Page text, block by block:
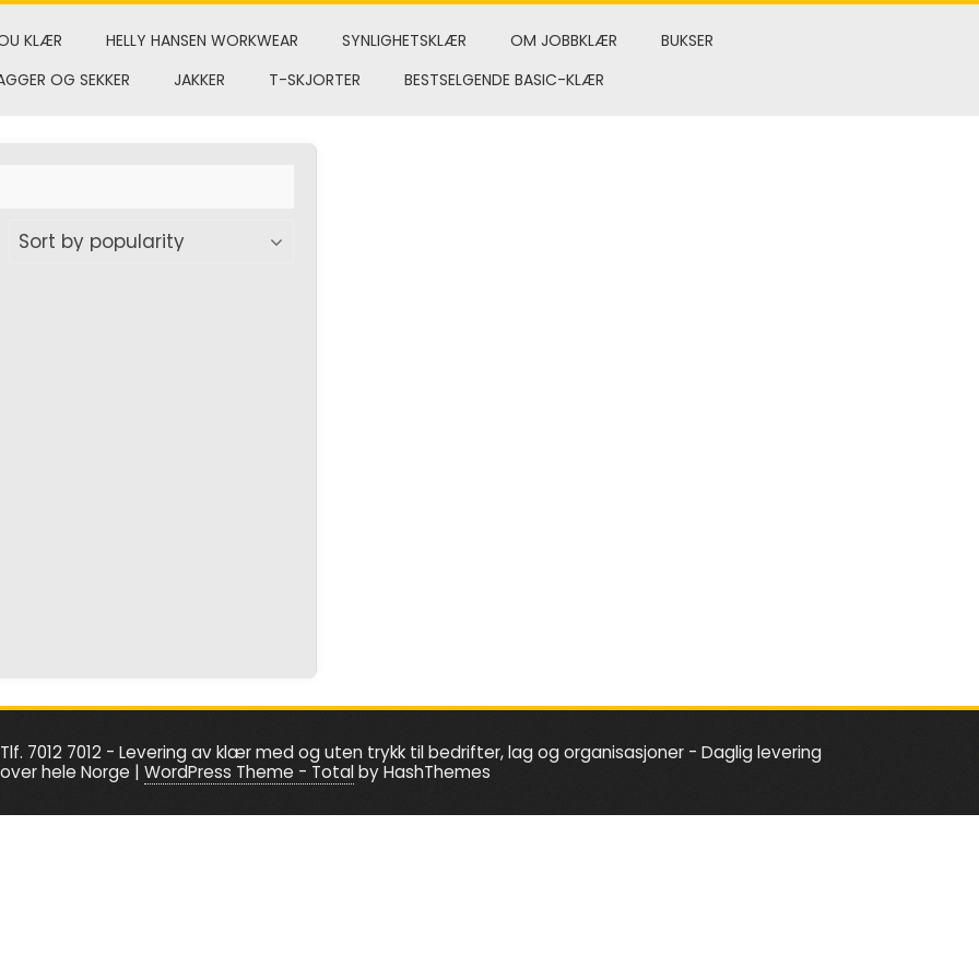
KLÆR HELLY HANSEN WORKWEAR SYNLIGHETSKLÆR OM JOBBKLÆR
BUKSER
OG SEKKER
JAKKER T-SKJORTER BESTSELGENDE BASIC-KLÆR
7012 7012 - Levering av klær med og uten trykk til bedrifter, lag og organisasjoner - Daglig levering
over hele Norge | WordPress Theme - Totalby HashThemes